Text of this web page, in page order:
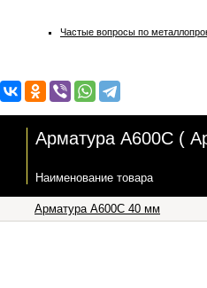
Частые вопросы по
Арматура А600С (
Наименование товара
Арматура А600С 40 мм